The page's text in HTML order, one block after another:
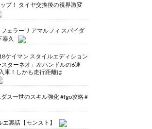
プ！ タイヤ交換後の視界激変
ェラーリ アマルフィ スパイダ
泰久
ケイマン スタイルエディション
ターネオ」左ハンドルの6速
庫！しかも走行距離は
ス一世のスキル強化 #fgo攻略 #
裏話【モンスト】